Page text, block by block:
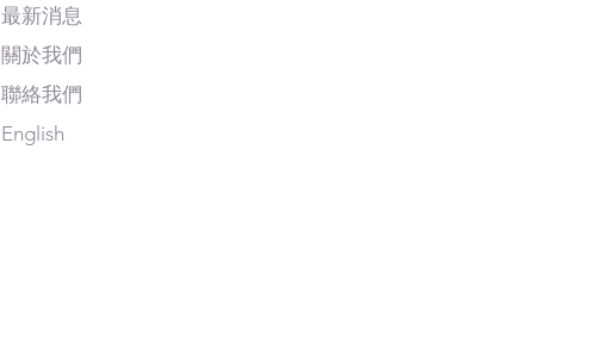
最新消息
關於我們
聯絡我們
English